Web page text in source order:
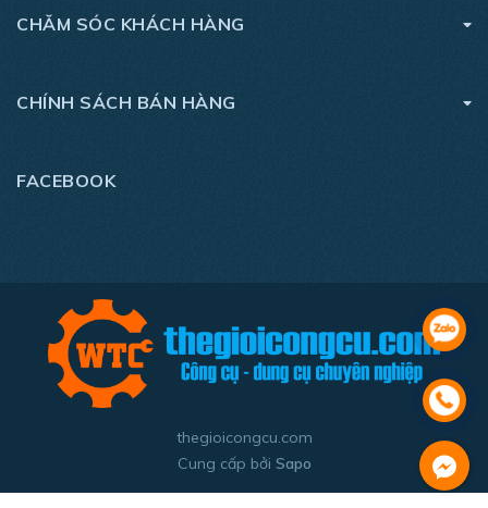
CHĂM SÓC KHÁCH HÀNG
CHÍNH SÁCH BÁN HÀNG
FACEBOOK
thegioicongcu.com
Cung cấp bởi Sapo